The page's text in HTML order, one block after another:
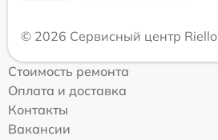
© 2026 Сервисный центр Riello
Стоимость ремонта
Оплата и доставка
Контакты
Вакансии